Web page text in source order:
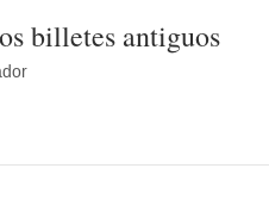
billetes antiguos